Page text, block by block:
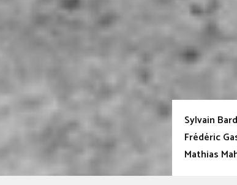
Sylvain
Frédéric
Mathias